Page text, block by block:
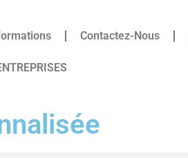
Contactez-Nous